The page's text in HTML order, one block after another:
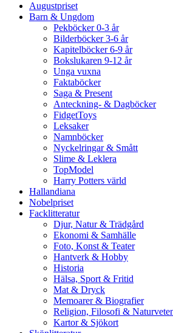
Augustpriset
Barn & Ungdom
Pekböcker 0-3 år
Bilderböcker 3-6 år
Kapitelböcker 6-9 år
Bokslukaren 9-12 år
Unga vuxna
Faktaböcker
Saga & Present
Anteckning- & Dagböcker
FidgetToys
Leksaker
Namnböcker
Nyckelringar & Smått
Slime & Leklera
TopModel
Harry Potters värld
Hallandiana
Nobelpriset
Facklitteratur
Djur, Natur & Trädgård
Ekonomi & Samhälle
Foto, Konst & Teater
Hantverk & Hobby
Historia
Hälsa, Sport & Fritid
Mat & Dryck
Memoarer & Biografier
Religion, Filosofi &
Kartor & Sjökort